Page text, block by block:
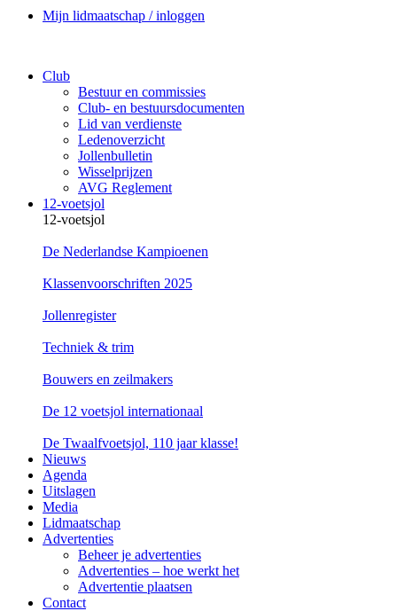
Mijn lidmaatschap / inloggen
Club
Bestuur en commissies
Club- en bestuursdocumenten
Lid van verdienste
Ledenoverzicht
Jollenbulletin
Wisselprijzen
AVG Reglement
12-voetsjol
12-voetsjol
De Nederlandse Kampioenen
Klassenvoorschriften 2025
Jollenregister
Techniek & trim
Bouwers en zeilmakers
De 12 voetsjol internationaal
De Twaalfvoetsjol, 110 jaar klasse!
Nieuws
Agenda
Uitslagen
Media
Lidmaatschap
Advertenties
Beheer je advertenties
Advertenties – hoe werkt het
Advertentie plaatsen
Contact